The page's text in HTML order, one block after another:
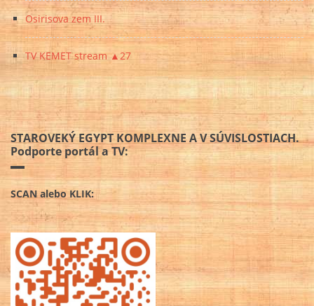
Osirisova zem III.
TV KEMET stream ▲27
STAROVEKÝ EGYPT KOMPLEXNE A V SÚVISLOSTIACH.
Podporte portál a TV:
SCAN alebo KLIK: